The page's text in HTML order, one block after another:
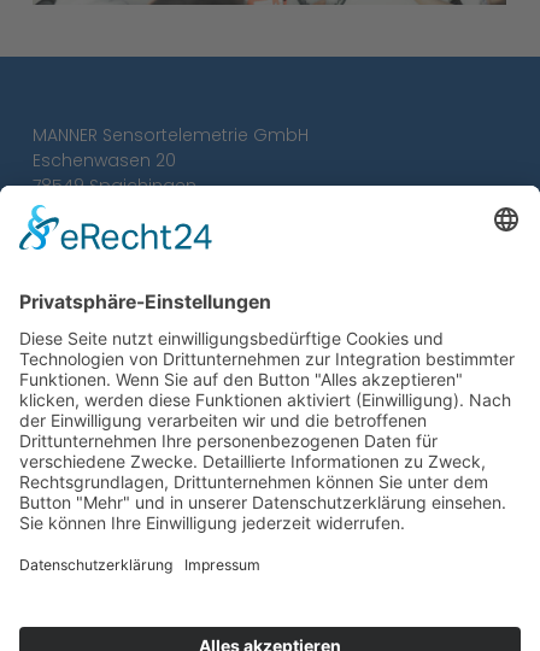
MANNER Sensortelemetrie GmbH
Eschenwasen 20
78549 Spaichingen
Tel.:+49 7424 93 29-0
AGB
Impressum
Datenschutz